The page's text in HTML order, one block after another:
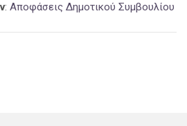
: Αποφάσεις Δημοτικού Συμβουλίου